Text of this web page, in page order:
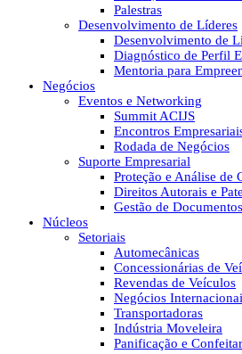
Palestras
Desenvolvimento de Líderes
Desenvolvimento de
Diagnóstico de Perfil
Mentoria para
Negócios
Eventos e Networking
Summit ACIJS
Encontros
Rodada de Negócios
Suporte Empresarial
Proteção e Análise de
Direitos Autorais e
Gestão de
Núcleos
Setoriais
Automecânicas
Concessionárias de
Revendas de Veículos
Negócios
Transportadoras
Indústria Moveleira
Panificação e